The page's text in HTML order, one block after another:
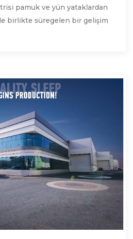
pamuk ve yün yataklardan
birlikte süregelen bir gelişim